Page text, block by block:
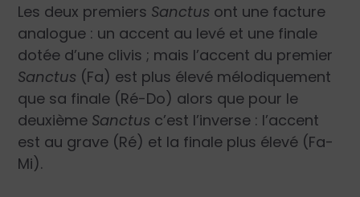
Les deux premiers Sanctus ont une facture
analogue : un accent au levé et une finale
dotée d’une clivis ; mais l’accent du premier
Sanctus (Fa) est plus élevé mélodiquement
que sa finale (Ré-Do) alors que pour le
deuxième Sanctus c’est l’inverse : l’accent
est au grave (Ré) et la finale plus élevé (Fa-
Mi).